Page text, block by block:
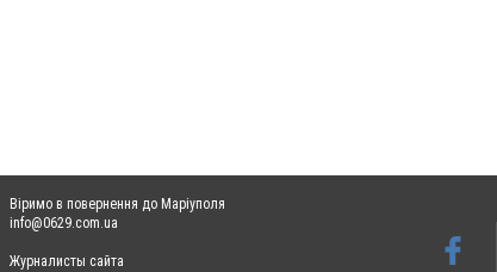
Віримо в повернення до Маріуполя
info@0629.com.ua
Журналисты сайта